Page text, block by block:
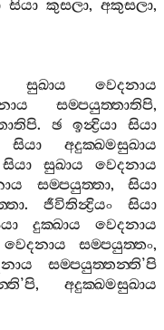
සියා කුසලා,අකුසලා,
සුඛාය
වෙදනාය
සම‍්පයුත‍්තාතිපි,
. ඡ ඉන්‍ද්‍රියා
සියා
සියා
අදුක‍්ඛමසුඛාය
සියා සුඛාය
වෙදනාය
සම‍්පයුත‍්තා,සියා
. ජීවිතින්‍ද්‍රියං
සියා
දුක‍්ඛාය
වෙදනාය
වෙදනාය සම‍්පයුත‍්තං,
සම‍්පයුත‍්තන‍්ති’පි
’පි,අදුක‍්ඛමසුඛාය